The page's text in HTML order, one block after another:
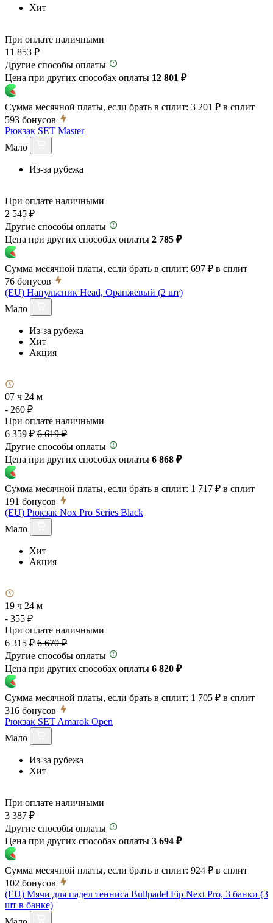
Хит
При оплате наличными
11 853 ₽
Другие способы оплаты
Цена при других способах оплаты 12 801 ₽
Сумма месячной платы, если брать в сплит: 3 201 ₽ в сплит
593 бонусов
Рюкзак SET Master
Мало
Из-за рубежа
При оплате наличными
2 545 ₽
Другие способы оплаты
Цена при других способах оплаты 2 785 ₽
Сумма месячной платы, если брать в сплит: 697 ₽ в сплит
76 бонусов
(EU) Напульсник Head, Оранжевый (2 шт)
Мало
Из-за рубежа
Хит
Акция
07 ч 24 м
- 260 ₽
При оплате наличными
6 359 ₽ 6 619 ₽
Другие способы оплаты
Цена при других способах оплаты 6 868 ₽
Сумма месячной платы, если брать в сплит: 1 717 ₽ в сплит
191 бонусов
(EU) Рюкзак Nox Pro Series Black
Мало
Хит
Акция
19 ч 24 м
- 355 ₽
При оплате наличными
6 315 ₽ 6 670 ₽
Другие способы оплаты
Цена при других способах оплаты 6 820 ₽
Сумма месячной платы, если брать в сплит: 1 705 ₽ в сплит
316 бонусов
Рюкзак SET Amarok Open
Мало
Из-за рубежа
Хит
При оплате наличными
3 387 ₽
Другие способы оплаты
Цена при других способах оплаты 3 694 ₽
Сумма месячной платы, если брать в сплит: 924 ₽ в сплит
102 бонусов
(EU) Мячи для падел тенниса Bullpadel Fip Next Pro, 3 банки (3
шт в банке)